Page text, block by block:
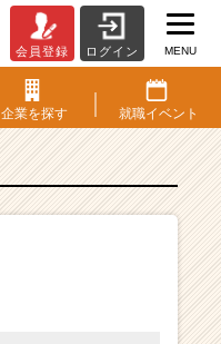
会員登録 ログイン MENU
企業を探す 就職イベント